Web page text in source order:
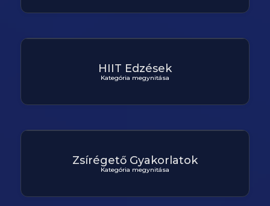
HIIT Edzések
Kategória megynitása
Zsírégető Gyakorlatok
Kategória megynitása